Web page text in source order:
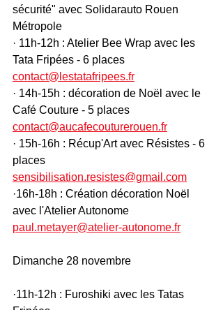
sécurité" avec Solidarauto Rouen
Métropole
· 11h-12h : Atelier Bee Wrap avec les
Tata Fripées - 6 places
contact@lestatafripees.fr
· 14h-15h : décoration de Noël avec le
Café Couture - 5 places
contact@aucafecouturerouen.fr
· 15h-16h : Récup'Art avec Résistes - 6
places
sensibilisation.resistes@gmail.com
·16h-18h : Création décoration Noël
avec l'Atelier Autonome
paul.metayer@atelier-autonome.fr
Dimanche 28 novembre
·11h-12h : Furoshiki avec les Tatas